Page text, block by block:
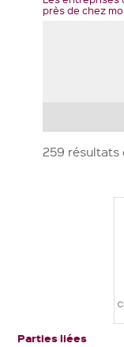
près de chez moi
259 résultats
Parties liées